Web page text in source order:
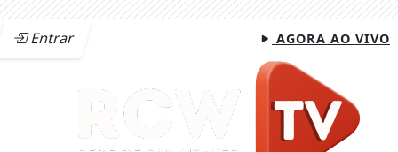
Entrar AGORA AO VIVO